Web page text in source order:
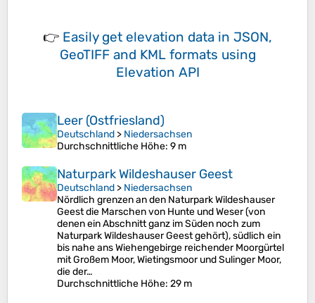
👉 Easily get elevation data in JSON,
GeoTIFF and KML formats using
Elevation API
Leer (Ostfriesland)
Deutschland > Niedersachsen
Durchschnittliche Höhe: 9 m
Naturpark Wildeshauser Geest
Deutschland > Niedersachsen
Nördlich grenzen an den Naturpark Wildeshauser
Geest die Marschen von Hunte und Weser (von
denen ein Abschnitt ganz im Süden noch zum
Naturpark Wildeshauser Geest gehört), südlich ein
bis nahe ans Wiehengebirge reichender Moorgürtel
mit Großem Moor, Wietingsmoor und Sulinger Moor,
die der…
Durchschnittliche Höhe: 29 m